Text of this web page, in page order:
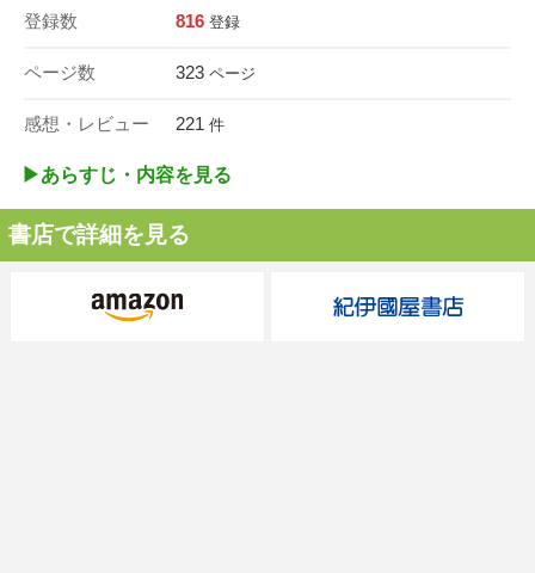
登録数 816 登録
ページ数 323 ページ
感想・レビュー 221 件
▶︎あらすじ・内容を見る
書店で詳細を見る